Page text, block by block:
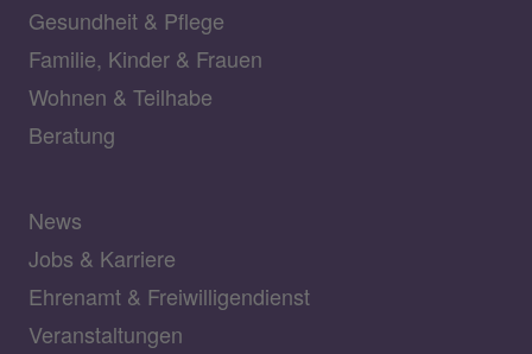
Gesundheit & Pflege
Familie, Kinder & Frauen
Wohnen & Teilhabe
Beratung
News
Jobs & Karriere
Ehrenamt & Freiwilligendienst
Veranstaltungen